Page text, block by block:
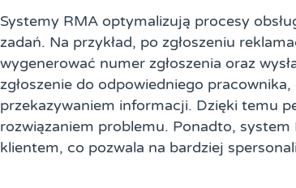
Systemy RMA optymalizują procesy
zadań. Na przykład, po zgłoszeniu
wygenerować numer zgłoszenia oraz
zgłoszenie do odpowiedniego
przekazywaniem informacji. Dzięki temu
rozwiązaniem problemu. Ponadto,
klientem, co pozwala na bardziej